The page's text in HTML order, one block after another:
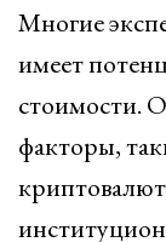
Многие
имеет
стоимости.
факторы,